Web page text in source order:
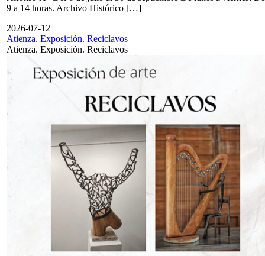
9 a 14 horas. Archivo Histórico […]
2026-07-12
Atienza. Exposición. Reciclavos
Atienza. Exposición. Reciclavos